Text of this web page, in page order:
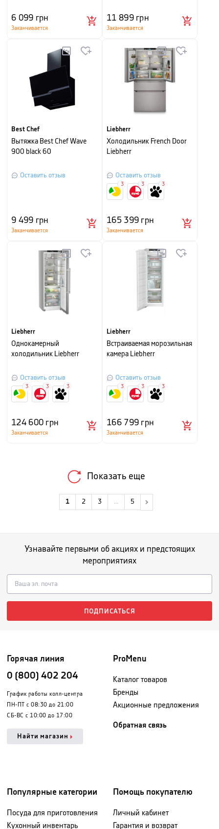
6 099 грн
Заканчивается
11 899грн
Заканчивается
Best Chef
Вытяжка Best Chef Wave
900 black 60
Оставить отзыв
9 499 грн
Заканчивается
Liebherr
Холодильник French Door
Liebherr
Оставить отзыв
165 399 грн
Заканчивается
3 3 3
Liebherr
Однокамерный
холодильник Liebherr
Оставить отзыв
124 600 грн
Заканчивается
3 3 3
Liebherr
Встраиваемая морозильная
камера Liebherr
Оставить отзыв
166 799 грн
Заканчивается
3 3 3
Показать еще
1 2 3 ... 5
Узнавайте первыми об акциях и предстоящих
мероприятиях
ПОДПИСАТЬСЯ
Горячая линия
0 (800) 402 204
График работы колл-центра
ПН-ПТ с 08:30 до 21:00
СБ-ВС с 10:00 до 17:00
Найти магазин
ProMenu
Каталог товаров
Бренды
Акционные предложения
Обратная связь
Популярные категории
Посуда для приготовления
Кухонный инвентарь
Помощь покупателю
Личный кабинет
Гарантия и возврат